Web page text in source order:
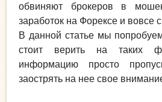
обвиняют брокеров в
заработок на Форексе и вовсе
В данной статье мы
стоит верить на таких
информацию просто
заострять на нее свое